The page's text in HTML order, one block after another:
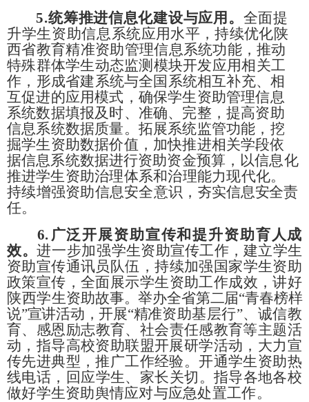
5.统筹推进信息化建设与应用。 全面提
升学生资助信息系统应用水平，持续优化陕
西省教育精准资助管理信息系统功能，推动
特殊群体学生动态监测模块开发应用相关工
作，形成省建系统与全国系统相互补充、相
互促进的应用模式，确保学生资助管理信息
系统数据填报及时、准确、完整，提高资助
信息系统数据质量。拓展系统监管功能，挖
掘学生资助数据价值，加快推进相关学段依
据信息系统数据进行资助资金预算，以信息化
推进学生资助治理体系和治理能力现代化。
持续增强资助信息安全意识， 夯实信息安全责
任。
6. 广泛开展资助宣传和提升资助育人成
效。进一步加强学生资助宣传工作，建立学生
资助宣传通讯员队伍，持续加强国家学生资助
政策宣传，全面展示学生资助工作成效，讲好
陕西学生资助故事。举办全省第二届“青春榜样
说”宣讲活动，开展“精准资助基层行”、诚信教
育、感恩励志教育、 社会责任感教育等主题活
动，指导高校资助联盟开展研学活动，大力宣
传先进典型，推广工作经验。开通学生资助热
线电话，回应学生、家长关切。 指导各地各校
做好学生资助舆情应对与应急处置工作。